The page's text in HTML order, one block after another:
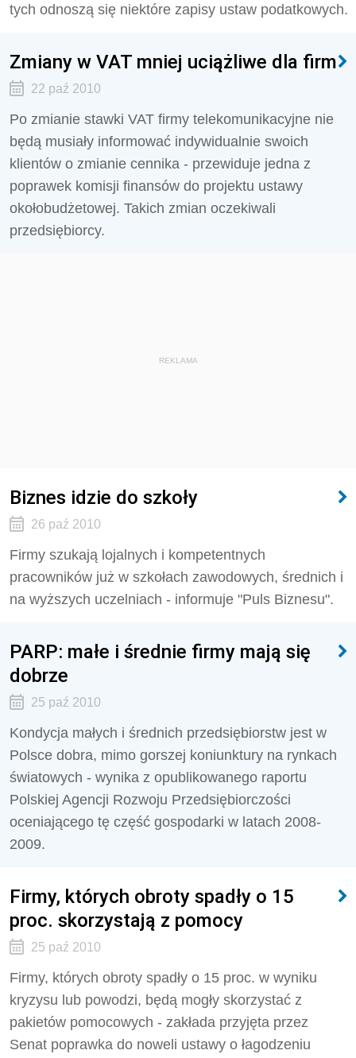
tych odnoszą się niektóre zapisy ustaw podatkowych.
Zmiany w VAT mniej uciążliwe dla firm
22 paź 2010
Po zmianie stawki VAT firmy telekomunikacyjne nie
będą musiały informować indywidualnie swoich
klientów o zmianie cennika - przewiduje jedna z
poprawek komisji finansów do projektu ustawy
okołobudżetowej. Takich zmian oczekiwali
przedsiębiorcy.
REKLAMA
Biznes idzie do szkoły
26 paź 2010
Firmy szukają lojalnych i kompetentnych
pracowników już w szkołach zawodowych, średnich i
na wyższych uczelniach - informuje "Puls Biznesu".
PARP: małe i średnie firmy mają się
dobrze
25 paź 2010
Kondycja małych i średnich przedsiębiorstw jest w
Polsce dobra, mimo gorszej koniunktury na rynkach
światowych - wynika z opublikowanego raportu
Polskiej Agencji Rozwoju Przedsiębiorczości
oceniającego tę część gospodarki w latach 2008-
2009.
Firmy, których obroty spadły o 15
proc. skorzystają z pomocy
25 paź 2010
Firmy, których obroty spadły o 15 proc. w wyniku
kryzysu lub powodzi, będą mogły skorzystać z
pakietów pomocowych - zakłada przyjęta przez
Senat poprawka do noweli ustawy o łagodzeniu